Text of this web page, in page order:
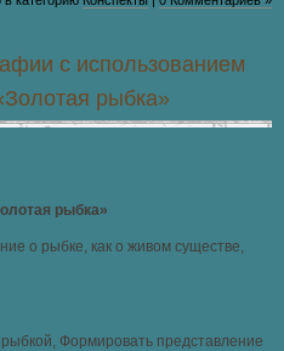
с использованием
рыбка»
рыбка»
о рыбке, как о живом существе,
Формировать представление